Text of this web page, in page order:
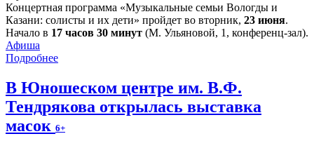
Концертная программа «Музыкальные семьи Вологды и
Казани: солисты и их дети» пройдет во вторник, 23 июня.
Начало в 17 часов 30 минут (М. Ульяновой, 1, конференц-зал).
Афиша
Подробнее
В Юношеском центре им. В.Ф.
Тендрякова открылась выставка
масок 6+